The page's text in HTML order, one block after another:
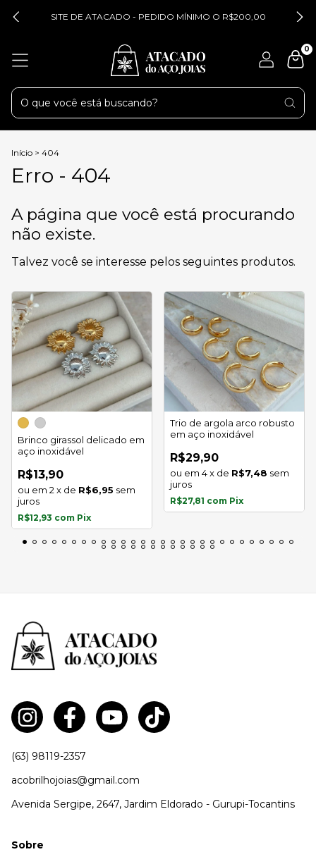
SITE DE ATACADO - PEDIDO MÍNIMO O R$200,00
0
Início > 404
Erro - 404
A página que você está procurando
não existe.
Talvez você se interesse pelos seguintes produtos.
Brinco girassol delicado em
aço inoxidável
R$13,90
2 x de R$6,95 sem
juros
R$12,93 com Pix
Trio de argola arco robusto
em aço inoxidável
R$29,90
4x de R$7,48 sem
juros
R$27,81 com Pix
(63) 98119-2357
acobrilhojoias@gmail.com
Avenida Sergipe, 2647, Jardim Eldorado - Gurupi-Tocantins
Sobre